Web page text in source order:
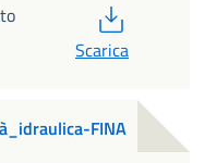
Scarica
FINA